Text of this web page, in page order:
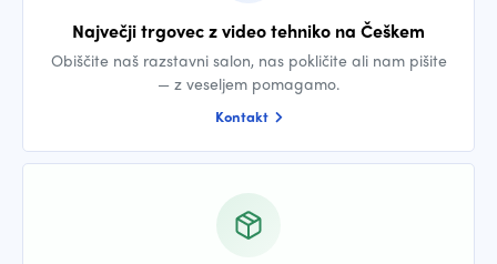
Največji trgovec z video tehniko na Češkem
Obiščite naš razstavni salon, nas pokličite ali nam pišite
— z veseljem pomagamo.
Kontakt